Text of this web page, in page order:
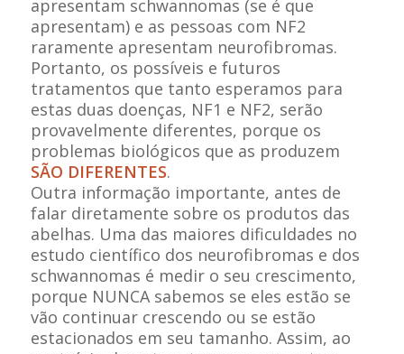
apresentam schwannomas (se é que
apresentam) e as pessoas com NF2
raramente apresentam neurofibromas.
Portanto, os possíveis e futuros
tratamentos que tanto esperamos para
estas duas doenças, NF1 e NF2, serão
provavelmente diferentes, porque os
problemas biológicos que as produzem
SÃO DIFERENTES.
Outra informação importante, antes de
falar diretamente sobre os produtos das
abelhas. Uma das maiores dificuldades no
estudo científico dos neurofibromas e dos
schwannomas é medir o seu crescimento,
porque NUNCA sabemos se eles estão se
vão continuar crescendo ou se estão
estacionados em seu tamanho. Assim, ao